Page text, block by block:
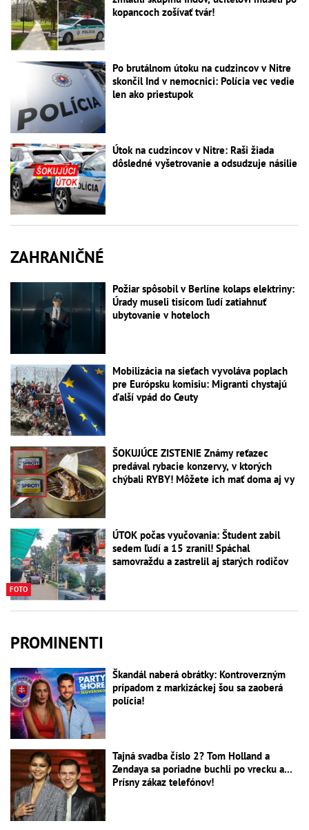
kopancoch zošívať tvár!
Po brutálnom útoku na cudzincov v Nitre
skončil Ind v nemocnici: Polícia vec vedie
len ako priestupok
Útok na cudzincov v Nitre: Raši žiada
dôsledné vyšetrovanie a odsudzuje násilie
ZAHRANIČNÉ
Požiar spôsobil v Berlíne kolaps elektriny:
Úrady museli tisícom ľudí zatiahnuť
ubytovanie v hoteloch
Mobilizácia na sieťach vyvoláva poplach
pre Európsku komisiu: Migranti chystajú
ďalší vpád do Ceuty
ŠOKUJÚCE ZISTENIE Známy reťazec
predával rybacie konzervy, v ktorých
chýbali RYBY! Môžete ich mať doma aj vy
FOTO
ÚTOK počas vyučovania: Študent zabil
sedem ľudí a 15 zranil! Spáchal
samovraždu a zastrelil aj starých rodičov
PROMINENTI
Škandál naberá obrátky: Kontroverzným
prípadom z markizáckej šou sa zaoberá
polícia!
Tajná svadba číslo 2? Tom Holland a
Zendaya sa poriadne buchli po vrecku a...
Prísny zákaz telefónov!